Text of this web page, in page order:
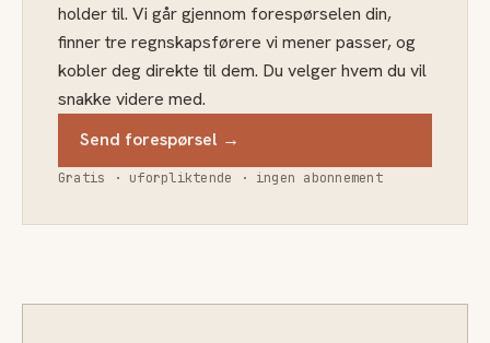
holder til. Vi går gjennom forespørselen din,
finner tre regnskapsførere vi mener passer, og
kobler deg direkte til dem. Du velger hvem du vil
snakke videre med.
Send forespørsel →
Gratis · uforpliktende · ingen abonnement